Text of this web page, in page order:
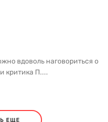
вдоволь наговориться о
критика П....
ЕЩЕ